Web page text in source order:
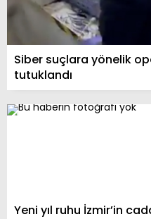
Siber suçlara yönelik
tutuklandı
Yeni yıl ruhu İzmir’in